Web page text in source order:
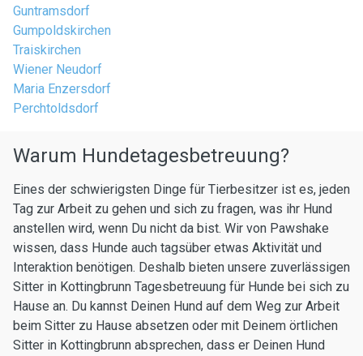
Guntramsdorf
Gumpoldskirchen
Traiskirchen
Wiener Neudorf
Maria Enzersdorf
Perchtoldsdorf
Warum Hundetagesbetreuung?
Eines der schwierigsten Dinge für Tierbesitzer ist es, jeden
Tag zur Arbeit zu gehen und sich zu fragen, was ihr Hund
anstellen wird, wenn Du nicht da bist. Wir von Pawshake
wissen, dass Hunde auch tagsüber etwas Aktivität und
Interaktion benötigen. Deshalb bieten unsere zuverlässigen
Sitter in Kottingbrunn Tagesbetreuung für Hunde bei sich zu
Hause an. Du kannst Deinen Hund auf dem Weg zur Arbeit
beim Sitter zu Hause absetzen oder mit Deinem örtlichen
Sitter in Kottingbrunn absprechen, dass er Deinen Hund